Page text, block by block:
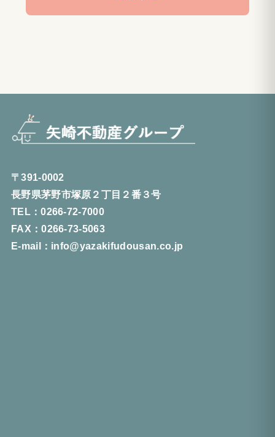
〒391-0002
長野県茅野市塚原２丁目２番３号
TEL：0266-72-7000
FAX：0266-73-5063
E-mail：info@yazakifudousan.co.jp